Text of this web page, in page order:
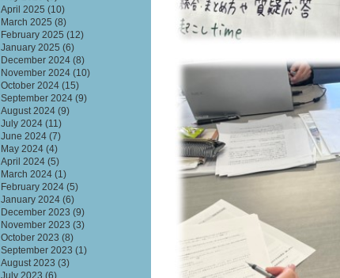
April 2025 (10)
March 2025 (8)
February 2025 (12)
January 2025 (6)
December 2024 (8)
November 2024 (10)
October 2024 (15)
September 2024 (9)
August 2024 (9)
July 2024 (11)
June 2024 (7)
May 2024 (4)
April 2024 (5)
March 2024 (1)
February 2024 (5)
January 2024 (6)
December 2023 (9)
November 2023 (3)
October 2023 (8)
September 2023 (1)
August 2023 (3)
July 2023 (6)